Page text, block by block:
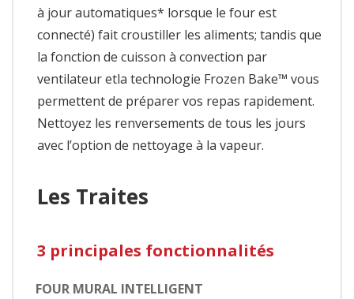
à jour automatiques* lorsque le four est
connecté) fait croustiller les aliments; tandis que
la fonction de cuisson à convection par
ventilateur etla technologie Frozen Bake™ vous
permettent de préparer vos repas rapidement.
Nettoyez les renversements de tous les jours
avec l’option de nettoyage à la vapeur.
Les Traites
3 principales fonctionnalités
FOUR MURAL INTELLIGENT